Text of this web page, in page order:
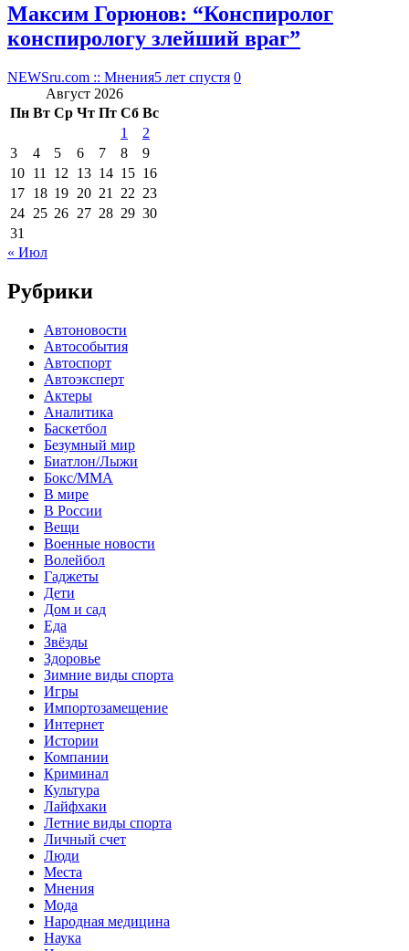
Максим Горюнов: “Конспиролог
конспирологу злейший враг”
NEWSru.com :: Мнения5 лет спустя 0
Август 2026
Пн Вт Ср Чт Пт Сб Вс
1
2
3
4 5 6 7 8
9
10 11 12 13 14 15 16
17 18 19 20 21 22 23
24 25 26 27 28 29 30
31
« Июл
Рубрики
Автоновости
Автособытия
Автоспорт
Автоэксперт
Актеры
Аналитика
Баскетбол
Безумный мир
Биатлон/Лыжи
Бокс/MMA
В мире
В России
Вещи
Военные новости
Волейбол
Гаджеты
Дети
Дом и сад
Еда
Звёзды
Здоровье
Зимние виды спорта
Игры
Импортозамещение
Интернет
Истории
Компании
Криминал
Культура
Лайфхаки
Летние виды спорта
Личный счет
Люди
Места
Мнения
Мода
Народная медицина
Наука